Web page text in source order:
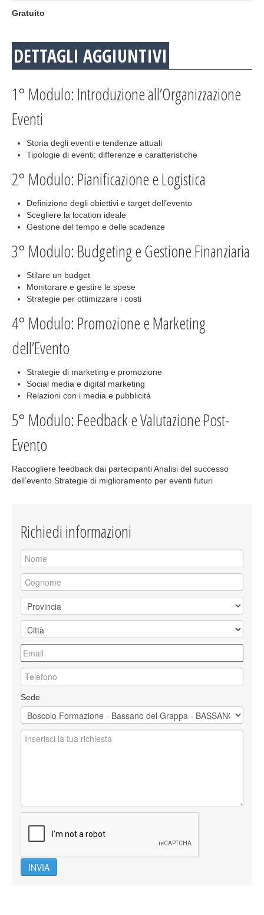
Gratuito
DETTAGLI AGGIUNTIVI
1° Modulo: Introduzione all’Organizzazione
Eventi
Storia degli eventi e tendenze attuali
Tipologie di eventi: differenze e caratteristiche
2° Modulo: Pianificazione e Logistica
Definizione degli obiettivi e target dell’evento
Scegliere la location ideale
Gestione del tempo e delle scadenze
3° Modulo: Budgeting e Gestione Finanziaria
Stilare un budget
Monitorare e gestire le spese
Strategie per ottimizzare i costi
4° Modulo: Promozione e Marketing
dell’Evento
Strategie di marketing e promozione
Social media e digital marketing
Relazioni con i media e pubblicità
5° Modulo: Feedback e Valutazione Post-
Evento
Raccogliere feedback dai partecipanti Analisi del successo
dell’evento Strategie di miglioramento per eventi futuri
Richiedi informazioni
Sede
INVIA